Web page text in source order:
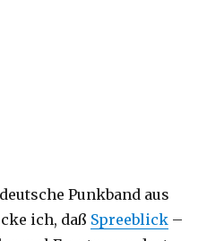
Punkband aus
ich, daß Spreeblick –